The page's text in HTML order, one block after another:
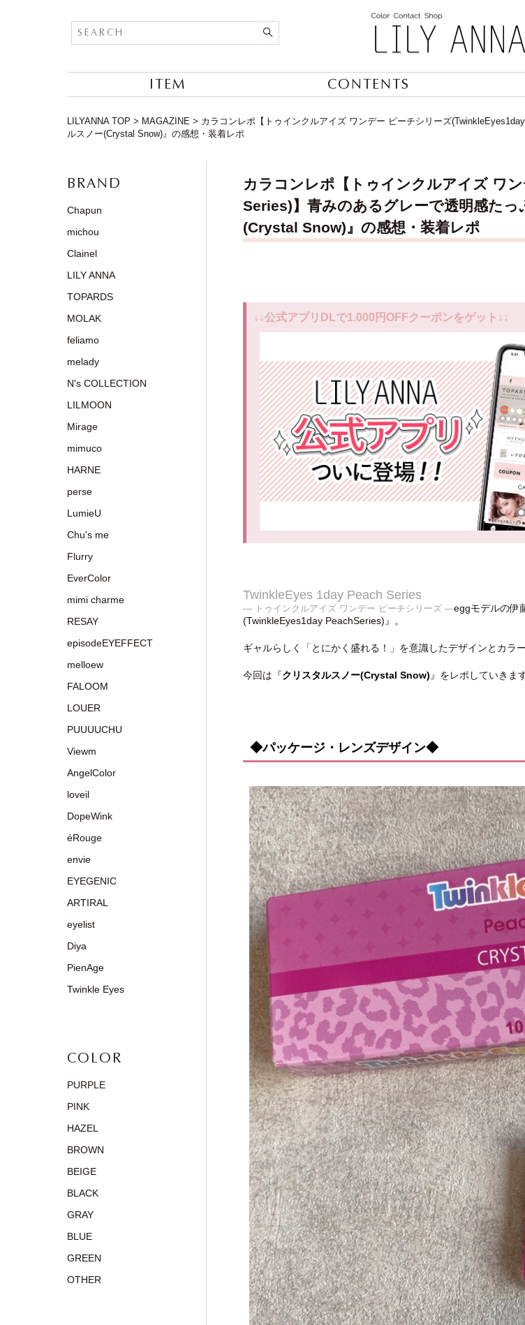
ITEM CONTENTS
LILYANNA TOP > MAGAZINE > カラコンレポ【トゥインクルアイズ ワンデー ピーチシリーズ
ルスノー(Crystal Snow)』の感想・装着レポ
カラコンレポ【トゥインクルアイズ ワ
Series)】青みのあるグレーで透明感た
(Crystal Snow)』の感想・装着レポ
↓↓公式アプリDLで1.000円OFFクーポンをゲット↓↓
TwinkleEyes 1day Peach Series
— トゥインクルアイズ ワンデー ピーチシリーズ —eggモデルの伊
(TwinkleEyes1day PeachSeries)』。
ギャルらしく「とにかく盛れる！」を意識したデザインとカラ
今回は『クリスタルスノー(Crystal Snow) 』をレポしていきま
◆パッケージ・レンズデザイン◆
BRAND
Chapun
michou
Clainel
LILY ANNA
TOPARDS
MOLAK
feliamo
melady
N's COLLECTION
LILMOON
Mirage
mimuco
HARNE
perse
LumieU
Chu's me
Flurry
EverColor
mimi charme
RESAY
episodeEYEFFECT
melloew
FALOOM
LOUER
PUUUUCHU
Viewm
AngelColor
loveil
DopeWink
éRouge
envie
EYEGENIC
ARTIRAL
eyelist
Diya
PienAge
Twinkle Eyes
COLOR
PURPLE
PINK
HAZEL
BROWN
BEIGE
BLACK
GRAY
BLUE
GREEN
OTHER